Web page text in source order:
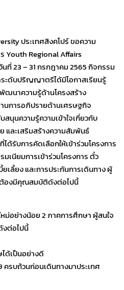
ประเทศสิงคโปร์ ขอความ
Youth Regional Affairs
ที่ 23 – 31 กรกฎาคม 2565 กิจกรรม
ะดับปริญญาตรีได้มีโอกาสเรียนรู้
ฒนาความรู้ด้านโครงสร้าง
นการอภิปรายด้านเศรษฐกิจ
สนุนความรู้ความเข้าใจเกี่ยวกับ
และเสริมสร้างความสัมพันธ์
ด้รับการคัดเลือกให้เข้าร่วมโครงการ
เนียมการเข้าร่วมโครงการ ตั๋ว
เลี้ยง และการประกันการเดินทาง ผู้
ต้องมีคุณสมบัติดังต่อไปนี้
ม่อย่างน้อย 2 ภาคการศึกษา ผู้สนใจ
งต่อไปนี้
ด้เป็นอย่างดี
ครบถ้วนก่อนเดินทางมาประเทศ